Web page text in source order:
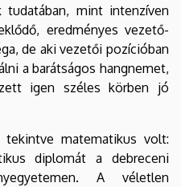
mint intenzíven
eredményes vezető-
de aki vezetői pozícióban
a barátságos hangnemet,
igen széles körben jó
tekintve matematikus volt:
diplomát a debreceni
A véletlen